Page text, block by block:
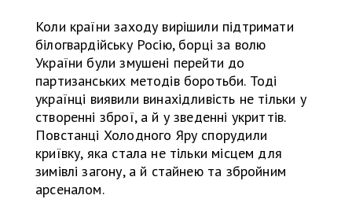
Коли країни заходу вирішили підтримати
білогвардійську Росію, борці за волю
України були змушені перейти до
партизанських методів боротьби. Тоді
українці виявили винахідливість не тільки у
створенні зброї, а й у зведенні укриттів.
Повстанці Холодного Яру спорудили
криївку, яка стала не тільки місцем для
зимівлі загону, а й стайнею та збройним
арсеналом.